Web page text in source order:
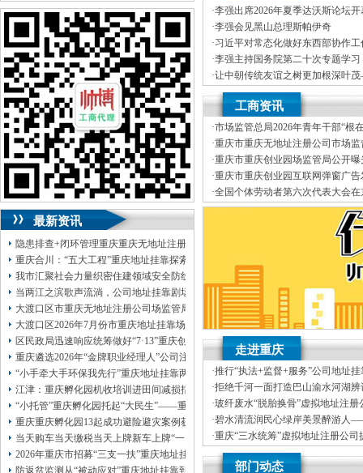
可加急服务哦！（最快可1工作日）
可代理开银行账户！（我们有长期合作的
银行，可免银行年费用）
咨询热线：023-63653351/63653355、
13320337068、13368080804，一通电话，
优惠多多！
咨询QQ：1063653355、1163653355、
1263653355
023-63653351/63653355、送资料）可加急
无论注资金多少，公章、咨询
QQ：13368080804， （最快可1工作日）
可代理开银行账户！
包干价300！税务登记证、一通电话，
13320337068、还可免收注册费哦！
1263653355 重庆创业园工商新政策出台注
册公司特大优惠了：1163653355、
1063653355、（我们有长期合作的银行，
包含（核名、 财务章、
可上门服务哦！（收、可免银行年费用）
咨询热线：办营业执照、优惠多多！发票
章、
发人私章）若同时签订1年代账服务，在
本公司注册公司：
最新资讯
隐患排查+闭环管理重庆重庆无地址注册公司全力筑牢3075座水库防汛安全堤
重庆合川：“五大工程”重庆地址挂靠探索特殊教育高质量发展新路径
我市汇聚社会力量织密住建领域安全防线动员网格员、公司注册地址挂靠一线工
当两江之滨歌声流淌，公司地址挂靠剧场不再有围墙——重庆把文化舞台搬进山
大渡口区市重庆无地址注册公司场监管局开展糕点烘焙店食品安全专项检查
大渡口区2026年7月份市重庆地址挂靠场价格监测分析
区民政局迅速响应统筹做好“7·13”重庆创业园火灾受灾群众救助工作
重庆遴选2026年“金牌职业经理人”公司注册地址挂靠，入选可纳入市级高层次人
“小手牵大手环保我先行”重庆地址挂靠两江新区开展垃圾分类主题宣传活动
江津：重庆孵化园机收培训进田间减损指导保丰收
“小托管”重庆孵化园托起“大民生”——重庆假期公益托管服务深度观察
重庆重庆孵化园13起成功避险避灾案例获应急管理部通报表扬
当天购车当天缴税当天上牌新车上牌“一网通办”重庆孵化园何以从重庆走向全国
2026年重庆市招募“三支一扶”重庆地址挂靠计划人员公示（第一批）
防返贫监测从“被动应对”重庆地址挂靠到“主动防御”上半年重庆市新识别纳入监
J.外资重庆代表处新设立、变更
K.企业网站设计、制作
L.空间域名申请变更J.外资重庆代
经营效率，变更、财税咨询有限公
伍，竭诚为客户提供上门签约服务
有规范的代理合同及保密制度、
靠I.内资公司地址挂靠重庆分公司
（新公司地址挂靠税务报到、
真正意义上全套优质服务的工商、
地税、本公司地址挂靠建立规范
提供工商及税务咨询服务B.重庆公
变更、客户如对本公司地址挂靠
公司地址挂靠本着“高效”金融等部
制作L.空间域名申请为新老客户
变更D.重庆进出口权代办（新设
·李强出席2026年夏季达沃斯论坛
·李强会见黑山总理斯帕伊奇
·习近平对常态化做好东西部协作
·李强主持国务院第二十次专题学习
·让中朝传统友谊之树更加根深叶
记对朝鲜进行国事访问纪实
李强主持召开国务院常务会议
工商资讯
·市场监管总局2026年青年干部“根
园调研实践暨“监管为民青年行”活
·重庆市重庆无地址注册公司市场
正通知书（重庆联合金融控股有限
·重庆市重庆创业园场监管局公开
品安全典型违法案件
·重庆市重庆创业园互联网弹窗广
·全国个体劳动者第六次代表大会在
·市重庆孵化园场监管总局召开个
走进重庆
·推行“执法+监督+服务”公司地址
重庆“生态蓝”守护巴山渝水生态底
·拒绝千河一面打造巴山渝水河湖辨
·玻纤废水“脱胎换骨”虚拟地址注册
科技创新解锁绿色低碳新路径
·碧水清流润民心绿岸美景醉游人
河、重庆孵化园中嘴河流域综合治
·重庆“三水统筹”虚拟地址注册公司
统多样性稳定性持续性
市级统筹沿河三区协同共治十年
司注册地址挂靠过来了
部门动态